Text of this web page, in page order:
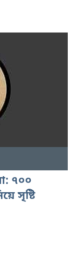
৭০০
সৃষ্টি